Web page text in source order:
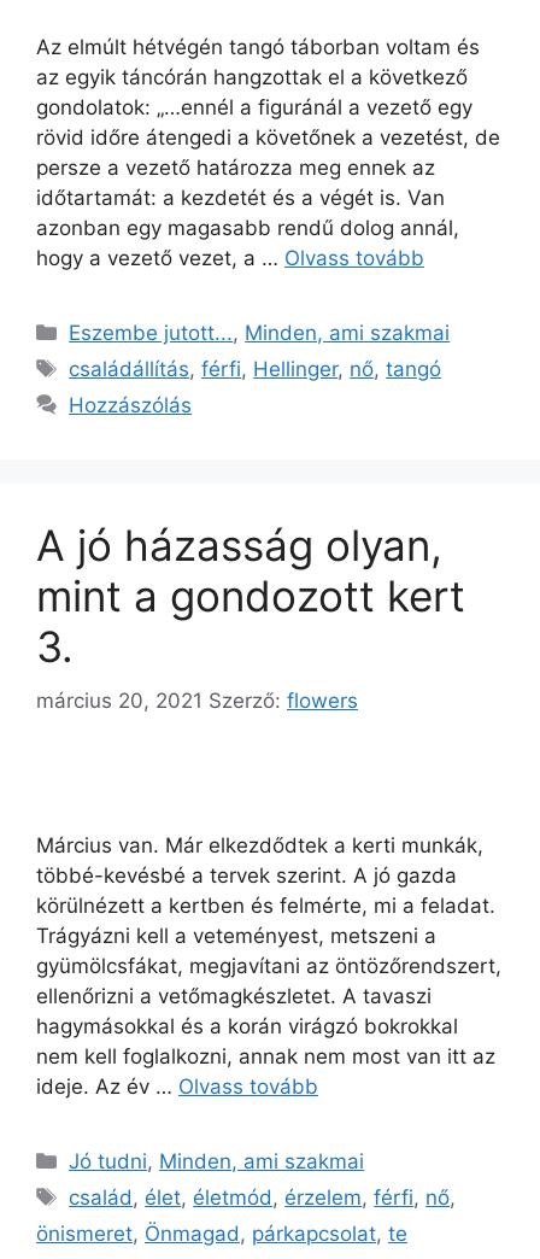
Az elmúlt hétvégén tangó táborban voltam és
az egyik táncórán hangzottak el a következő
gondolatok: „…ennél a figuránál a vezető egy
rövid időre átengedi a követőnek a vezetést, de
persze a vezető határozza meg ennek az
időtartamát: a kezdetét és a végét is. Van
azonban egy magasabb rendű dolog annál,
hogy a vezető vezet, a … Olvass tovább
Eszembe jutott..., Minden, ami szakmai
családállítás,férfi, Hellinger, nő,tangó
Hozzászólás
A jó házasság olyan,
mint a gondozott kert
3.
március 20, 2021 Szerző: flowers
Március van. Már elkezdődtek a kerti munkák,
többé-kevésbé a tervek szerint. A jó gazda
körülnézett a kertben és felmérte, mi a feladat.
Trágyázni kell a veteményest, metszeni a
gyümölcsfákat, megjavítani az öntözőrendszert,
ellenőrizni a vetőmagkészletet. A tavaszi
hagymásokkal és a korán virágzó bokrokkal
nem kell foglalkozni, annak nem most van itt az
ideje. Az év … Olvass tovább
Jó tudni, Minden, ami szakmai
család , élet, életmód , érzelem,férfi, nő,
önismeret, Önmagad , párkapcsolat, te